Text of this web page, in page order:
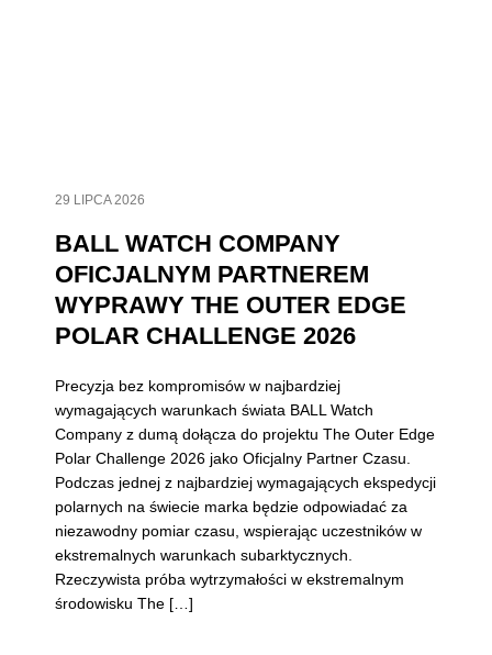
29 LIPCA 2026
BALL WATCH COMPANY
OFICJALNYM PARTNEREM
WYPRAWY THE OUTER EDGE
POLAR CHALLENGE 2026
Precyzja bez kompromisów w najbardziej
wymagających warunkach świata BALL Watch
Company z dumą dołącza do projektu The Outer Edge
Polar Challenge 2026 jako Oficjalny Partner Czasu.
Podczas jednej z najbardziej wymagających ekspedycji
polarnych na świecie marka będzie odpowiadać za
niezawodny pomiar czasu, wspierając uczestników w
ekstremalnych warunkach subarktycznych.
Rzeczywista próba wytrzymałości w ekstremalnym
środowisku The […]